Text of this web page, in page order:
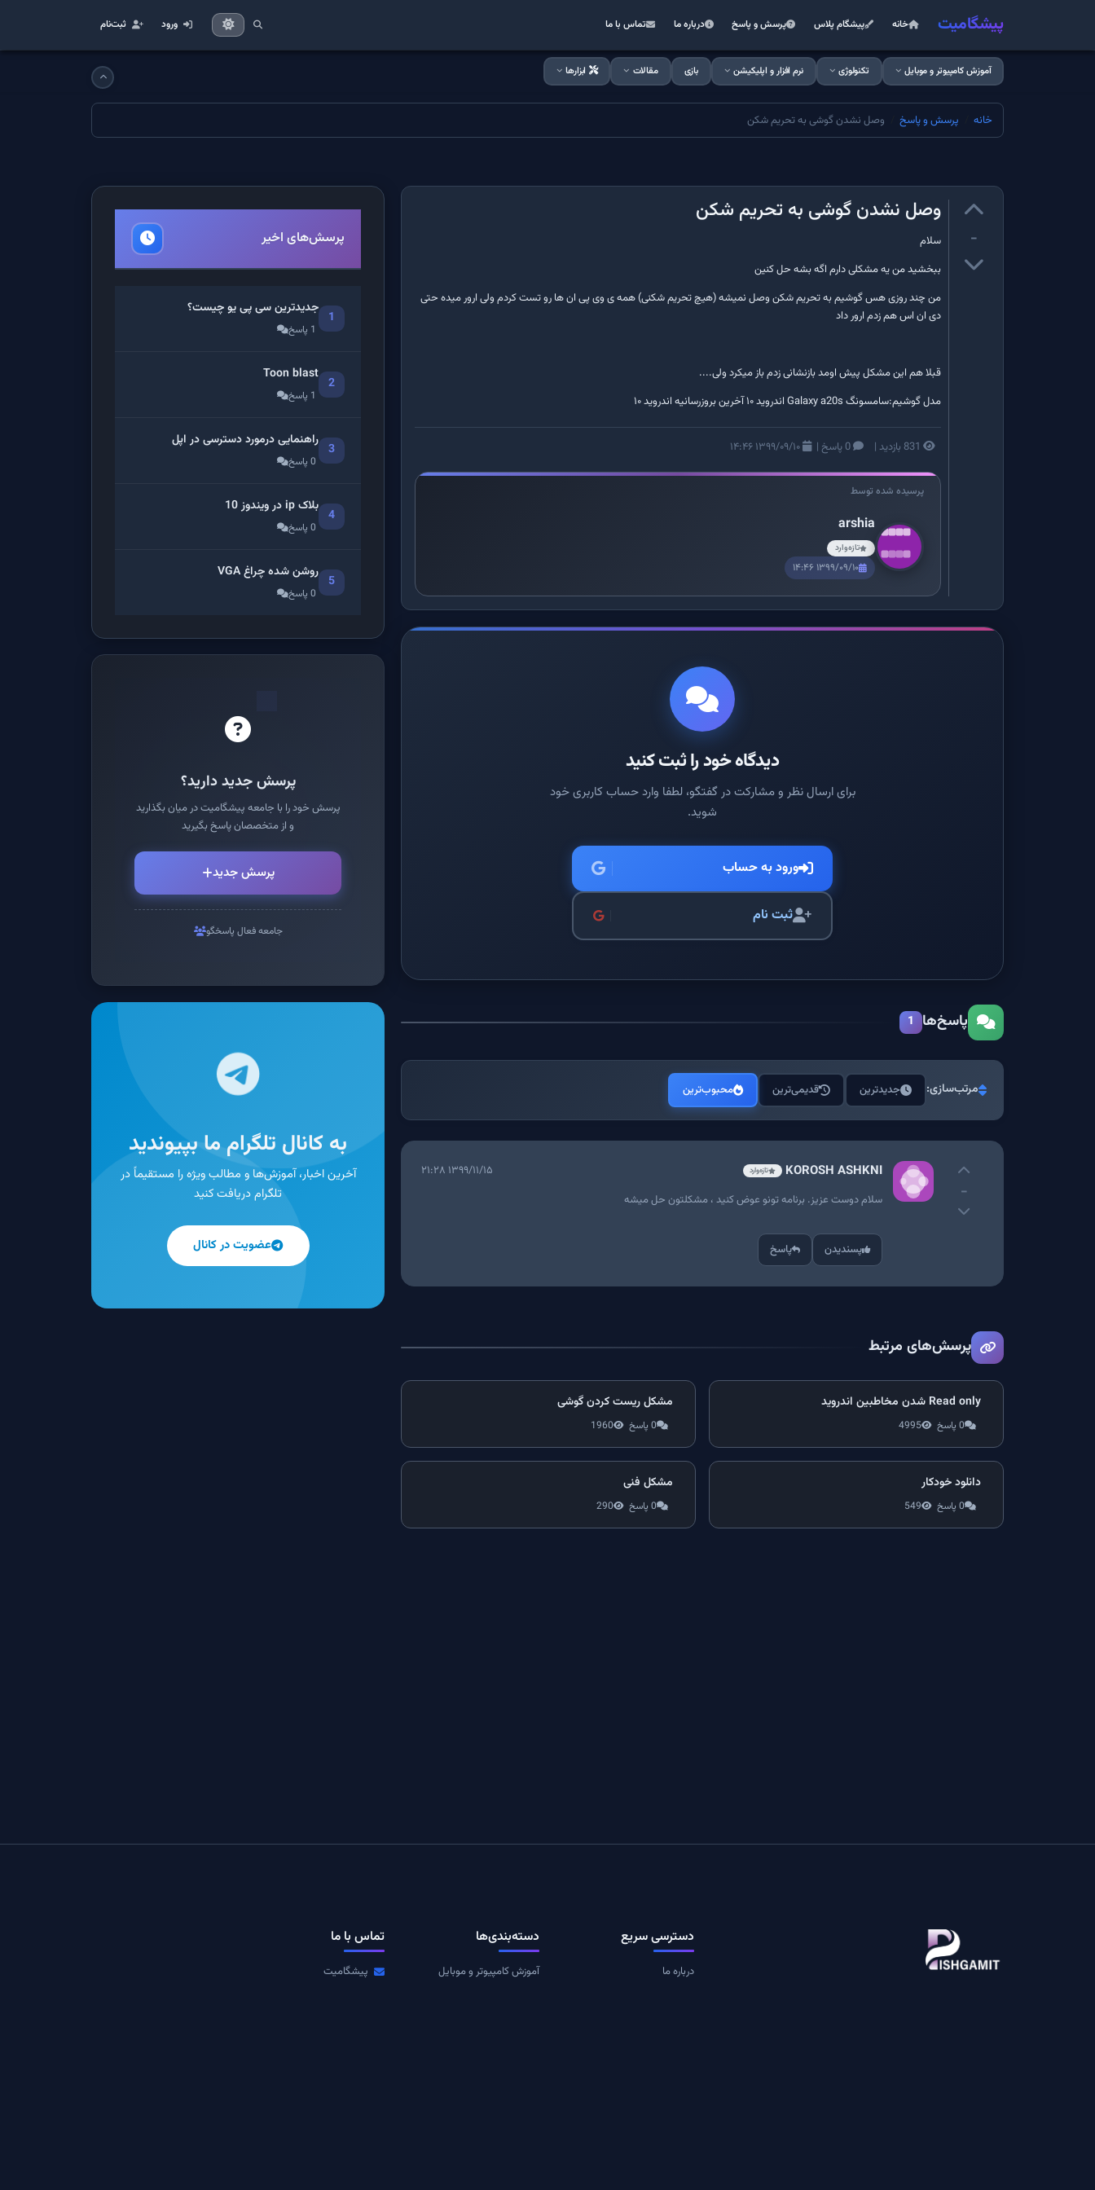
پیشگامیت خانه پیشگام پلاس پرسش و پاسخ درباره ما تماس با ما ورود ثبت‌نام
آموزش کامپیوتر و موبایل تکنولوژی نرم افزار و اپلیکیشن بازی مقالات ابزارها
خانه پرسش و پاسخ وصل نشدن گوشی به تحریم شکن
-
وصل نشدن گوشی به تحریم شکن
سلام
ببخشید من یه مشکلی دارم اگه بشه حل کنین
من چند روزی هس گوشیم به تحریم شکن وصل نمیشه (هیچ تحریم شکنی) همه ی وی پی ان ها رو تست کردم ولی ارور میده حتی
دی ان اس هم زدم ارور داد
قبلا هم این مشکل پیش اومد بازنشانی زدم باز میکرد ولی....
مدل گوشیم:سامسونگ Galaxy a20s اندروید ۱۰ آخرین بروزرسانیه اندروید ۱۰
831 بازدید | 0 پاسخ | ۱۳۹۹/۰۹/۱۰ ۱۴:۴۶
پرسیده شده توسط
arshia
تازه‌وارد
۱۳۹۹/۰۹/۱۰ ۱۴:۴۶
دیدگاه خود را ثبت کنید
برای ارسال نظر و مشارکت در گفتگو، لطفا وارد حساب کاربری خود
شوید.
ورود به حساب
ثبت نام
پاسخ‌ها 1
مرتب‌سازی: جدیدترین قدیمی‌ترین محبوب‌ترین
-
‪KOROSH ASHKNI‬‏ تازه‌وارد
۱۳۹۹/۱۱/۱۵ ۲۱:۲۸
سلام دوست عزیز. برنامه تونو عوض کنید ، مشکلتون حل میشه
پسندیدن پاسخ
پرسش‌های مرتبط
Read only شدن مخاطبین اندروید
0 پاسخ 4995
مشکل ریست کردن گوشی
0 پاسخ 1960
دانلود خودکار
0 پاسخ 549
مشکل فنی
0 پاسخ 290
پرسش‌های اخیر
1
جدیدترین سی پی یو چیست؟
1 پاسخ
2
Toon blast
1 پاسخ
3
راهنمایی درمورد دسترسی در اپل
0 پاسخ
4
بلاک ip در ویندوز 10
0 پاسخ
5
روشن شده چراغ VGA
0 پاسخ
پرسش جدید دارید؟
پرسش خود را با جامعه پیشگامیت در میان بگذارید
و از متخصصان پاسخ بگیرید
پرسش جدید
جامعه فعال پاسخگو
به کانال تلگرام ما بپیوندید
آخرین اخبار، آموزش‌ها و مطالب ویژه را مستقیماً در
تلگرام دریافت کنید
عضویت در کانال
دسترسی سریع
درباره ما
دسته‌بندی‌ها
آموزش کامپیوتر و موبایل
تماس با ما
پیشگامیت